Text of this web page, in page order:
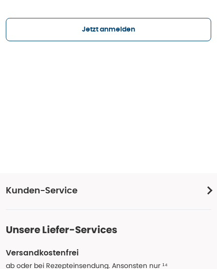
Jetzt anmelden
Kunden-Service
Unsere Liefer-Services
Versandkostenfrei
ab oder bei Rezepteinsendung. Ansonsten nur ¹⁴